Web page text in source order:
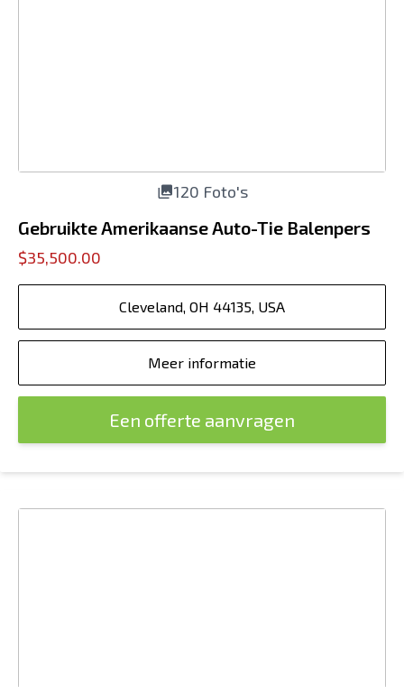
120 Foto's
Gebruikte Amerikaanse Auto-Tie Balenpers
$35,500.00
Cleveland, OH 44135, USA
Meer informatie
Een offerte aanvragen